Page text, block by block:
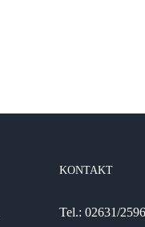
KONTAKT
Tel.: 02631/